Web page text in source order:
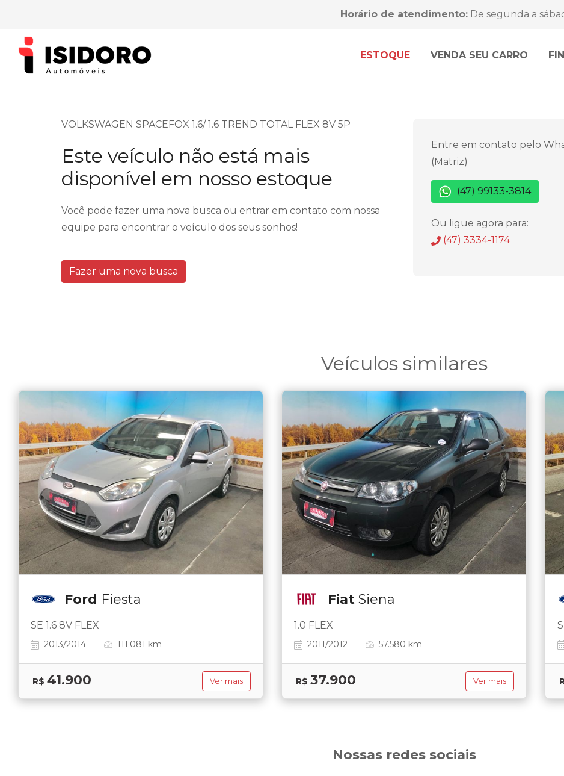
Horário de atendimento: De segunda a
ESTOQUE VENDA SEU CARRO
VOLKSWAGEN SPACEFOX 1.6/ 1.6 TREND TOTAL FLEX 8V 5P
Este veículo não está mais
disponível em nosso estoque
Você pode fazer uma nova busca ou entrar em contato com nossa
equipe para encontrar o veículo dos seus sonhos!
Fazer uma nova busca
Entre em contato pelo
(Matriz)
(47) 99133-3814
Ou ligue agora para:
(47) 3334-1174
Veículos similares
Ford Fiesta
SE 1.6 8V FLEX
2013/2014 111.081 km
R$ 41.900 Ver mais
Fiat Siena
1.0 FLEX
2011/2012 57.580 km
R$ 37.900 Ver mais
Nossas redes sociais